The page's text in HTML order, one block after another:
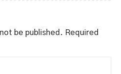
be published. Required